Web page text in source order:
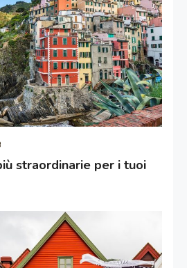
straordinarie per i tuoi